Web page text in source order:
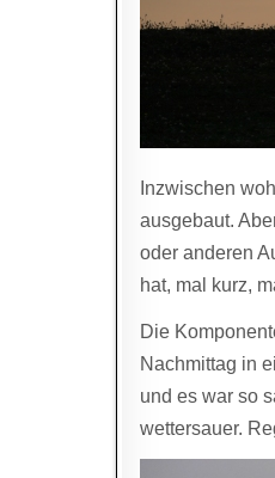
Inzwischen
ausgebaut.
oder anderen
hat, mal kurz,
Die
Nachmittag in
und es war so
wettersauer.